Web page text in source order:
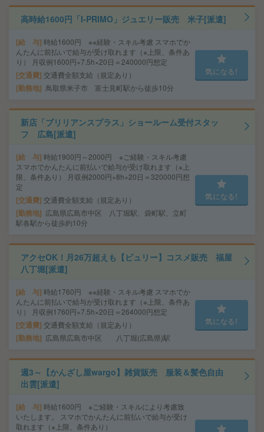
高時給1600円「I-PRIMO」ジュエリー販売 米子[派遣]
給 与 時給1600円 ※※経験・スキル考慮 スマホでか
んたんに前払いで給与が受け取れます（※上限、条件あ
り） 月収例1600円×7.5h×20日＝240000円想定
交通費 交通費全額支給（規定あり）
勤務地 鳥取県米子市 富士見町駅から徒歩10分
気になる!
新店「ブリリアンスプラス」ショールーム受付スタッ
フ 広島[派遣]
給 与 時給1900円～2000円 ※ご経験・スキル考慮
スマホでかんたんに前払いで給与が受け取れます（※上
限、条件あり） 月収例2000円×8h×20日＝320000円想
定
交通費 交通費全額支給（規定あり）
勤務地
広島県広島市中区 八丁堀駅、袋町駅、立町
駅各駅から徒歩約10分
気になる!
アクセOK！月26万超えも【ビュリー】コスメ販売 福屋
八丁堀[派遣]
給 与 時給1760円 ※※経験・スキル考慮 スマホでか
んたんに前払いで給与が受け取れます（※上限、条件あ
り） 月収例1760円×7.5h×20日＝264000円想定
交通費 交通費全額支給（規定あり）
勤務地 広島県広島市中区 八丁堀(広島県)駅
気になる!
週3～【かんざし屋wargo】雑貨販売 服装＆髪色自由
出雲[派遣]
給 与 時給1600円 ※ご経験・スキルにより考慮致
いたします。 スマホでかんたんに前払いで給与が受け
取れます（※上限、条件あり）